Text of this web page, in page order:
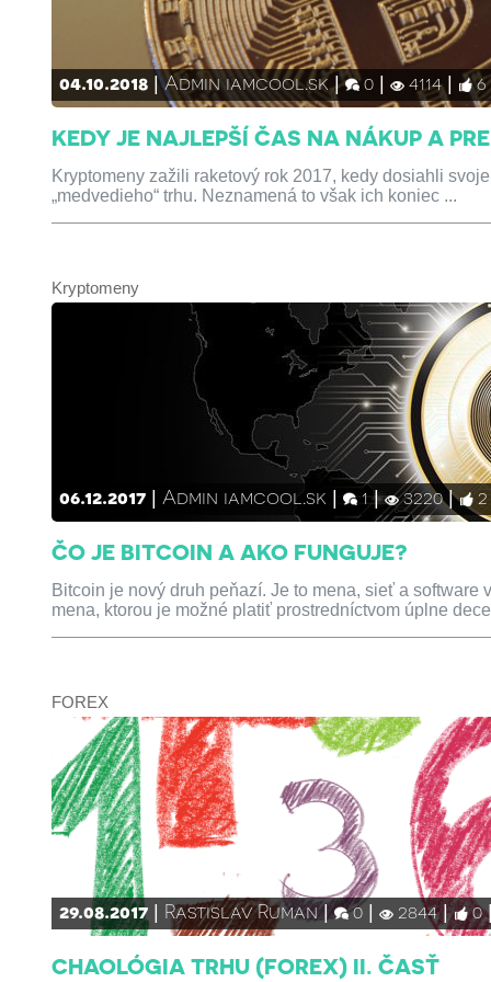
04.10.2018 Admin iamcool.sk 0 4114 6
KEDY JE NAJLEPŠÍ ČAS NA NÁKUP A
Kryptomeny zažili raketový rok 2017, kedy dosiahli
„medvedieho“ trhu. Neznamená to však ich koniec ...
Kryptomeny
06.12.2017 Admin iamcool.sk 1 3220 2
ČO JE BITCOIN A AKO FUNGUJE?
Bitcoin je nový druh peňazí. Je to mena, sieť a
mena, ktorou je možné platiť prostredníctvom úplne
FOREX
29.08.2017 Rastislav Ruman 0 2844 0
CHAOLÓGIA TRHU (FOREX) II. ČASŤ